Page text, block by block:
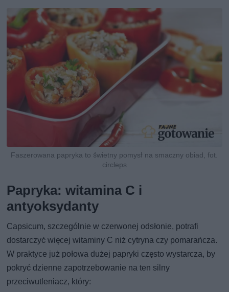
Faszerowana papryka to świetny pomysł na smaczny obiad, fot.
circleps
Papryka: witamina C i
antyoksydanty
Capsicum, szczególnie w czerwonej odsłonie, potrafi
dostarczyć więcej witaminy C niż cytryna czy pomarańcza.
W praktyce już połowa dużej papryki często wystarcza, by
pokryć dzienne zapotrzebowanie na ten silny
przeciwutleniacz, który: